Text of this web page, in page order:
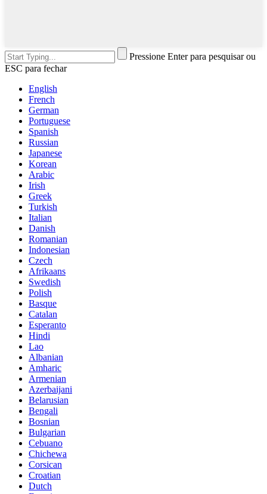
Pressione Enter para pesquisar ou
ESC para fechar
English
French
German
Portuguese
Spanish
Russian
Japanese
Korean
Arabic
Irish
Greek
Turkish
Italian
Danish
Romanian
Indonesian
Czech
Afrikaans
Swedish
Polish
Basque
Catalan
Esperanto
Hindi
Lao
Albanian
Amharic
Armenian
Azerbaijani
Belarusian
Bengali
Bosnian
Bulgarian
Cebuano
Chichewa
Corsican
Croatian
Dutch